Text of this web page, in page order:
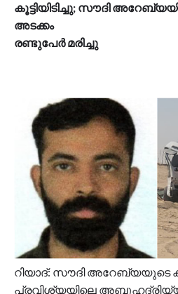
കൂട്ടിയിടിച്ചു; സൗദി
അടക്കം
രണ്ടുപേർ മരിച്ചു
റിയാദ്: സൗദി അറേബ്യയുടെ
പ്രവിശ്യയിലെ